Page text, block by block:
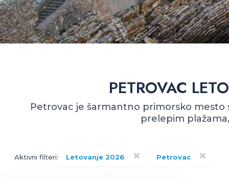
PETROVAC
Petrovac je šarmantno primorsko mesto
prelepim
Aktivni filteri: ×
Letovanje 2026 ×
Petrovac